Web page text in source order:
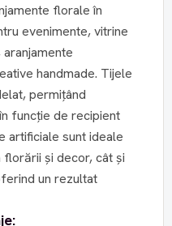
florale în
evenimente, vitrine
handmade. Tijele
permițând
funcție de recipient
artificiale sunt ideale
și decor, cât și
un rezultat